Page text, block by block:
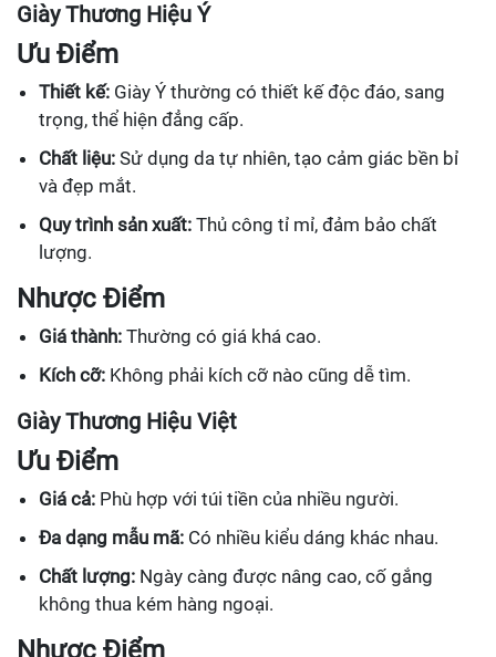
Giày Thương Hiệu Ý
Ưu Điểm
Thiết kế: Giày Ý thường có thiết kế độc đáo, sang
trọng, thể hiện đẳng cấp.
Chất liệu: Sử dụng da tự nhiên, tạo cảm giác bền bỉ
và đẹp mắt.
Quy trình sản xuất: Thủ công tỉ mỉ, đảm bảo chất
lượng.
Nhược Điểm
Giá thành: Thường có giá khá cao.
Kích cỡ: Không phải kích cỡ nào cũng dễ tìm.
Giày Thương Hiệu Việt
Ưu Điểm
Giá cả: Phù hợp với túi tiền của nhiều người.
Đa dạng mẫu mã: Có nhiều kiểu dáng khác nhau.
Chất lượng: Ngày càng được nâng cao, cố gắng
không thua kém hàng ngoại.